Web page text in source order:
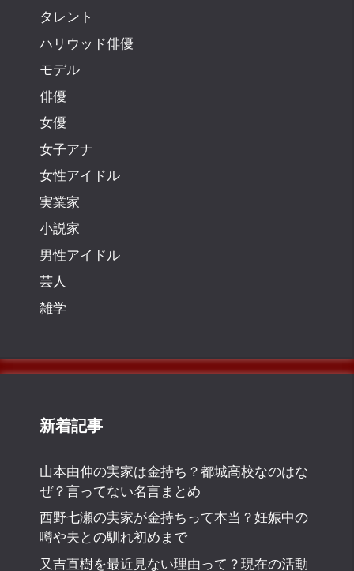
タレント
ハリウッド俳優
モデル
俳優
女優
女子アナ
女性アイドル
実業家
小説家
男性アイドル
芸人
雑学
新着記事
山本由伸の実家は金持ち？都城高校なのはな
ぜ？言ってない名言まとめ
西野七瀬の実家が金持ちって本当？妊娠中の
噂や夫との馴れ初めまで
又吉直樹を最近見ない理由って？現在の活動